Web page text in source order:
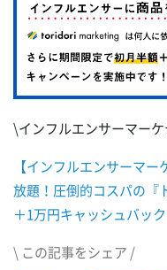
\インフルエンサーマー
【インフルエンサーマ
放題！圧倒的コスパの『
＋1万円キャッシュバック
\ この記事をシェア /